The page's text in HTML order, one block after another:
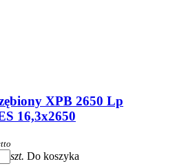
XPB 2650 Lp
16,3x2650
szt. Do koszyka